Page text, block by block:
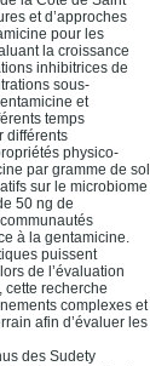
et d’approches
pour les
la croissance
inhibitrices de
sous-
et
temps
différents
physico-
par gramme de sol
sur le microbiome
50 ng de
à la gentamicine.
puissent
de l’évaluation
recherche
complexes et
afin d’évaluer les
des Sudety